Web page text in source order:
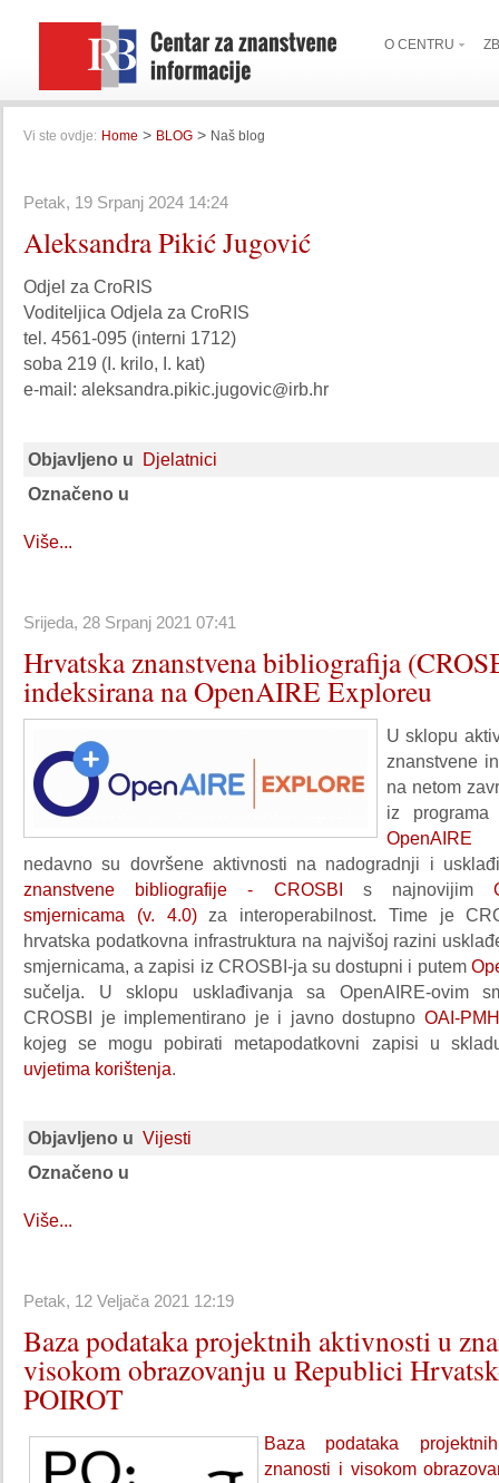
O CENTRU
Vi ste ovdje: Home > BLOG > Naš blog
Petak, 19 Srpanj 2024 14:24
Aleksandra Pikić Jugović
Odjel za CroRIS
Voditeljica Odjela za CroRIS
tel. 4561-095 (interni 1712)
soba 219 (I. krilo, I. kat)
e-mail: aleksandra.pikic.jugovic@irb.hr
Objavljeno u Djelatnici
Označeno u
Više...
Srijeda, 28 Srpanj 2021 07:41
Hrvatska znanstvena bibliografija
indeksirana na OpenAIRE Exploreu
U sklopu
znanstvene
na netom
iz
nedavno su dovršene aktivnosti na nadogradnji i
znanstvene bibliografije - CROSBI s najnovijim
smjernicama (v. 4.0)za interoperabilnost. Time je
hrvatska podatkovna infrastruktura na najvišoj razini
smjernicama, a zapisi iz CROSBI-ja su dostupni i putem
sučelja. U sklopu usklađivanja sa OpenAIRE-ovim
CROSBI je implementirano je i javno dostupno OAI-
kojeg se mogu pobirati metapodatkovni zapisi u
uvjetima korištenja.
Objavljeno u Vijesti
Označeno u
Više...
Petak, 12 Veljača 2021 12:19
Baza podataka projektnih aktivnosti u
visokom obrazovanju u Republici
POIROT
Baza podataka
znanosti i visokom